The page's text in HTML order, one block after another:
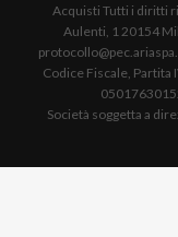
Acquisti Tutti i diritti
Aulenti, 1 20154
Codice Fiscale,
Società soggetta a